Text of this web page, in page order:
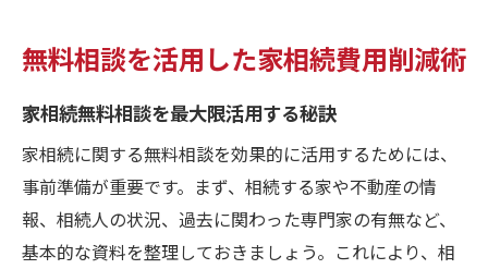
無料相談を活用した家相続費用削減術
家相続無料相談を最大限活用する秘訣
家相続に関する無料相談を効果的に活用するためには、
事前準備が重要です。まず、相続する家や不動産の情
報、相続人の状況、過去に関わった専門家の有無など、
基本的な資料を整理しておきましょう。これにより、相